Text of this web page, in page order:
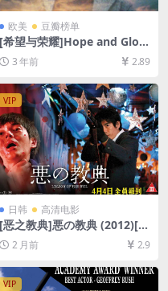
欧美 豆瓣榜单
[希望与荣耀]Hope and Glory
(1987)[百度网盘+夸克网盘10
80P超清未删减资源][网盘在
英字幕]
3 年前 2.89
VIP
日韩 高清电影
[恶之教典]悪の教典 (2012)[百
度网盘+夸克网盘1080P超清
未删减资源][网盘在线播放/下
载][MP4/8.7GB][中文字幕]
2 月前 2.9
VIP